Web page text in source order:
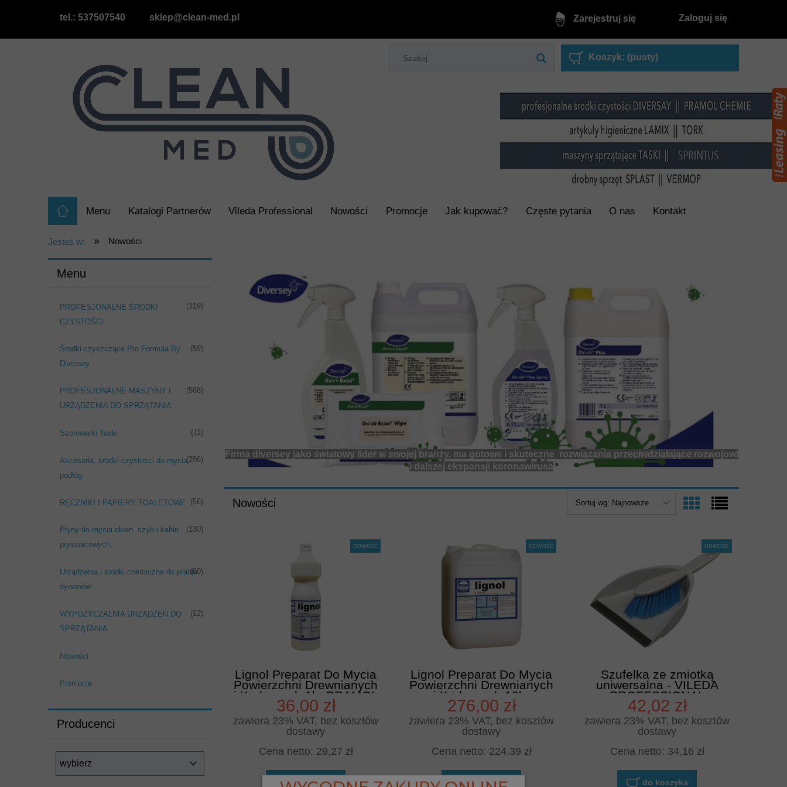
tel.: 537507540 sklep@clean-med.pl Zarejestruj się Zaloguj się
Koszyk: (pusty)
Menu Katalogi Partnerów Vileda Professional Nowości Promocje Jak kupować? Częste pytania O nas
Kontakt
Jesteś w: » Nowości
Menu
PROFESJONALNE ŚRODKI
CZYSTOŚCI
(319)
Środki czyszczące Pro Formula By
Diversey
(59)
PROFESJONALNE MASZYNY I
URZĄDZENIA DO SPRZĄTANIA
(568)
Szorowarki Taski (11)
Akcesoria, środki czystości do mycia
podłóg
(296)
RĘCZNIKI I PAPIERY TOALETOWE (56)
Płyny do mycia okien, szyb i kabin
prysznicowych
(130)
Urządzenia i środki chemiczne do prania
dywanów
(60)
WYPOŻYCZALNIA URZĄDZEŃ DO
SPRZĄTANIA
(12)
Nowości
Promocje
Producenci
Firma diversey jako światowy lider w swojej branży, ma gotowe i skuteczne rozwiązania przeciwdziałające rozwojowi
i dalszej ekspansji koronawirusa
Nowości Sortuj wg: Najnowsze
Lignol Preparat Do Mycia
Powierzchni Drewnianych
i Korkowych 1l - PRAMOL
36,00 zł
zawiera 23% VAT, bez kosztów
dostawy
Cena netto: 29,27 zł
do koszyka
nowość
Lignol Preparat Do Mycia
Powierzchni Drewnianych
i Korkowych 10l -
PRAMOL
276,00 zł
zawiera 23% VAT, bez kosztów
dostawy
Cena netto: 224,39 zł
do koszyka
nowość
Szufelka ze zmiotką
uniwersalna - VILEDA
PROFESSIONAL
42,02 zł
zawiera 23% VAT, bez kosztów
dostawy
Cena netto: 34,16 zł
do koszyka
nowość